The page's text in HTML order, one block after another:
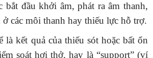
đầu khởi âm, phát ra âm thanh,
ở các môi thanh hay thiếu lực hỗ trợ.
là kết quả của thiếu sót hoặc bất ổn
soát hơi thở, hay là “support” (ví